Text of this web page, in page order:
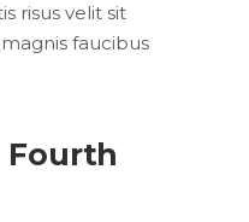
risus velit sit
faucibus
Fourth